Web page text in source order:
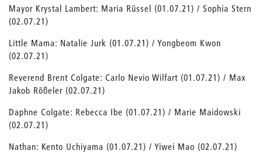
Mayor Krystal Lambert: Maria Rüssel (01.07.21) / Sophia Stern
(02.07.21)
Little Mama: Natalie Jurk (01.07.21) / Yongbeom Kwon
(02.07.21)
Reverend Brent Colgate: Carlo Nevio Wilfart (01.07.21) / Max
Jakob Rößeler (02.07.21)
Daphne Colgate: Rebecca Ibe (01.07.21) / Marie Maidowski
(02.07.21)
Nathan: Kento Uchiyama (01.07.21) / Yiwei Mao (02.07.21)